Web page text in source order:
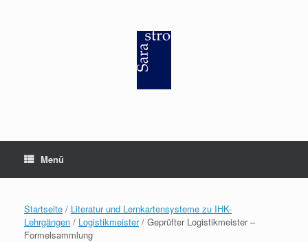
Menü
Startseite / Literatur und Lernkartensysteme zu IHK-
Lehrgängen / Logistikmeister/ Geprüfter Logistikmeister –
Formelsammlung